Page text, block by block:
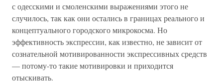
с одесскими и смоленскими выражениями этого не
случилось, так как они остались в границах реального и
концептуального городского микрокосма. Но
эффективность экспрессии, как известно, не зависит от
сознательной мотивированности экспрессивных средств
— потому-то такие мотивировки и приходится
отыскивать.